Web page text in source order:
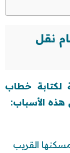
نقل
خطاب
هذه الأسباب:
القريب